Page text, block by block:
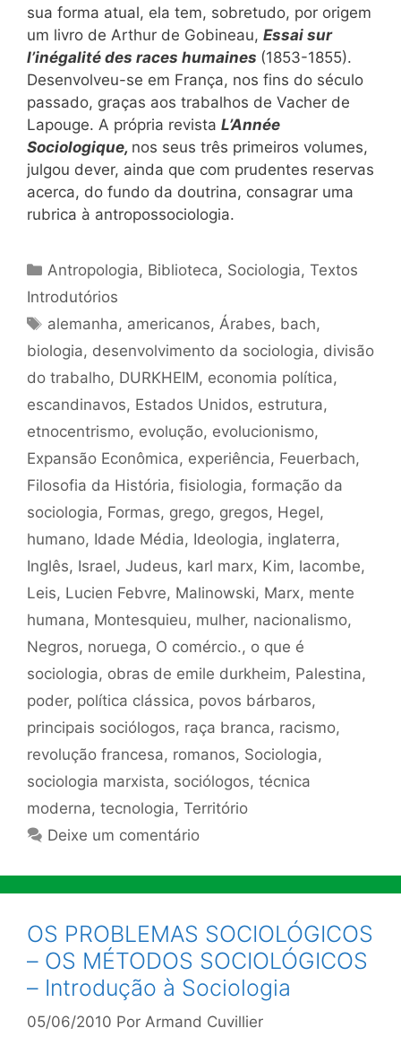
sua forma atual, ela tem, sobretudo, por origem
um livro de Arthur de Gobineau, Essai sur
l’inégalité des races humaines (1853-1855).
Desenvolveu-se em França, nos fins do século
passado, graças aos trabalhos de Vacher de
Lapouge. A própria revista L’Année
Sociologique, nos seus três primeiros volumes,
julgou dever, ainda que com prudentes reservas
acerca, do fundo da doutrina, consagrar uma
rubrica à antropossociologia.
Categorias
Antropologia, Biblioteca, Sociologia,Textos
Introdutórios
Tags
alemanha, americanos, Árabes, bach,
biologia, desenvolvimento da sociologia, divisão
do trabalho, DURKHEIM, economia política,
escandinavos, Estados Unidos, estrutura,
etnocentrismo, evolução, evolucionismo,
Expansão Econômica, experiência, Feuerbach,
Filosofia da História, fisiologia, formação da
sociologia, Formas, grego, gregos, Hegel,
humano, Idade Média, Ideologia, inglaterra,
Inglês, Israel, Judeus, karl marx, Kim, lacombe,
Leis, Lucien Febvre, Malinowski, Marx, mente
humana, Montesquieu, mulher, nacionalismo,
Negros, noruega, O comércio., o que é
sociologia, obras de emile durkheim, Palestina,
poder, política clássica, povos bárbaros,
principais sociólogos, raça branca, racismo,
revolução francesa, romanos, Sociologia,
sociologia marxista, sociólogos, técnica
moderna, tecnologia, Território
Deixe um comentário
OS PROBLEMAS SOCIOLÓGICOS
– OS MÉTODOS SOCIOLÓGICOS
– Introdução à Sociologia
05/06/2010 Por Armand Cuvillier